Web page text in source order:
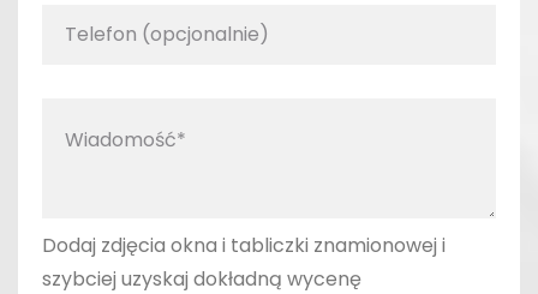
Dodaj zdjęcia okna i tabliczki znamionowej i
szybciej uzyskaj dokładną wycenę